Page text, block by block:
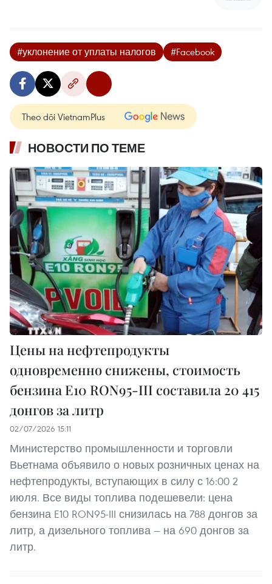
#уклонение от уплаты налогов #Facebook
Theo dõi VietnamPlus
НОВОСТИ ПО ТЕМЕ
Цены на нефтепродукты
одновременно снижены, стоимость
бензина E10 RON95-III составила 20 415
донгов за литр
02/07/2026 15:11
Министерство промышленности и торговли
Вьетнама объявило о новых розничных ценах на
нефтепродукты, вступающих в силу с 16:00 2
июля. Все виды топлива подешевели: цена
бензина E10 RON95-III снизилась на 788 донгов за
литр, а дизельного топлива — на 690 донгов за
литр.